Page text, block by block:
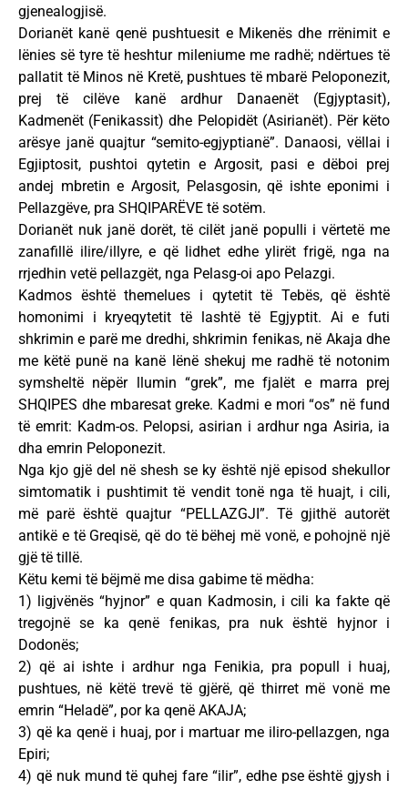
gjenealogjisë.
Dorianët kanë qenë pushtuesit e Mikenës dhe rrënimit e
lënies së tyre të heshtur mileniume me radhë; ndërtues të
pallatit të Minos në Kretë, pushtues të mbarë Peloponezit,
prej të cilëve kanë ardhur Danaenët (Egjyptasit),
Kadmenët (Fenikassit) dhe Pelopidët (Asirianët). Për këto
arësye janë quajtur “semito-egjyptianë”. Danaosi, vëllai i
Egjiptosit, pushtoi qytetin e Argosit, pasi e dëboi prej
andej mbretin e Argosit, Pelasgosin, që ishte eponimi i
Pellazgëve, pra SHQIPARËVE të sotëm.
Dorianët nuk janë dorët, të cilët janë populli i vërtetë me
zanafillë ilire/illyre, e që lidhet edhe ylirët frigë, nga na
rrjedhin vetë pellazgët, nga Pelasg-oi apo Pelazgi.
Kadmos është themelues i qytetit të Tebës, që është
homonimi i kryeqytetit të lashtë të Egjyptit. Ai e futi
shkrimin e parë me dredhi, shkrimin fenikas, në Akaja dhe
me këtë punë na kanë lënë shekuj me radhë të notonim
symsheltë nëpër llumin “grek”, me fjalët e marra prej
SHQIPES dhe mbaresat greke. Kadmi e mori “os” në fund
të emrit: Kadm-os. Pelopsi, asirian i ardhur nga Asiria, ia
dha emrin Peloponezit.
Nga kjo gjë del në shesh se ky është një episod shekullor
simtomatik i pushtimit të vendit tonë nga të huajt, i cili,
më parë është quajtur “PELLAZGJI”. Të gjithë autorët
antikë e të Greqisë, që do të bëhej më vonë, e pohojnë një
gjë të tillë.
Këtu kemi të bëjmë me disa gabime të mëdha:
1) ligjvënës “hyjnor” e quan Kadmosin, i cili ka fakte që
tregojnë se ka qenë fenikas, pra nuk është hyjnor i
Dodonës;
2) që ai ishte i ardhur nga Fenikia, pra popull i huaj,
pushtues, në këtë trevë të gjërë, që thirret më vonë me
emrin “Heladë”, por ka qenë AKAJA;
3) që ka qenë i huaj, por i martuar me iliro-pellazgen, nga
Epiri;
4) që nuk mund të quhej fare “ilir”, edhe pse është gjysh i